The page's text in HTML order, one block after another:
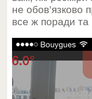
не обов’язково
все ж поради та